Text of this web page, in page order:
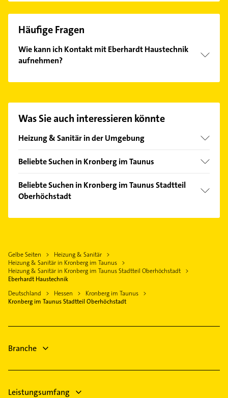
Häufige Fragen
Wie kann ich Kontakt mit Eberhardt Haustechnik
aufnehmen?
finden Sie alleKontaktdaten.
Was Sie auch interessieren könnte
Heizung & Sanitär in der Umgebung
Oberursel (Taunus)
Bad Soden am Taunus
Sulzbach (Taunus)
Friedrichsdorf Taunus
Kriftel
Eppstein
Beliebte Suchen in Kronberg im Taunus
Phoniatrie
Logopädie
Physikalische Therapie
Physiotherapie
Krankengymnastik
Zahnarzt
Immobilien
Beliebte Suchen in Kronberg im Taunus Stadtteil
Oberhöchstadt
Gebäudereinigung
Maler
Immobilienmakler
Gasinstallateur
Sanitärinstallation
Gelbe Seiten
Heizung & Sanitär
Heizung & Sanitär in Kronberg im Taunus
Heizung & Sanitär in Kronberg im Taunus Stadtteil Oberhöchstadt
Eberhardt Haustechnik
Deutschland
Hessen
Kronberg im Taunus
Kronberg im Taunus Stadtteil Oberhöchstadt
Branche
Leistungsumfang